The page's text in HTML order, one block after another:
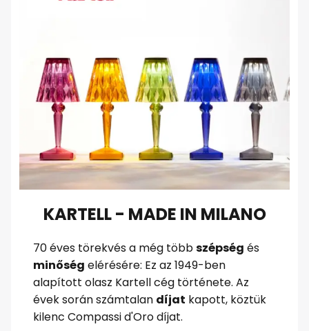
KARTELL - MADE IN MILANO
70 éves törekvés a még többszépség és
minőség elérésére: Ez az 1949-ben
alapított olasz Kartell cég története. Az
évek során számtalan díjat kapott, köztük
kilenc Compassi d'Oro díjat.